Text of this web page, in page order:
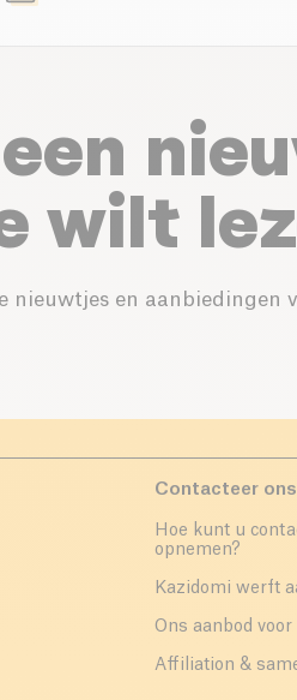
wilt
nieuwtjes en aanbiedingen
Contacteer ons
Hoe kunt u
opnemen?
Kazidomi werft
Ons aanbod
Affiliation &